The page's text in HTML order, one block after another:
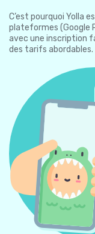
C’est pourquoi Yolla
plateformes (Google
avec une inscription
des tarifs abordables.